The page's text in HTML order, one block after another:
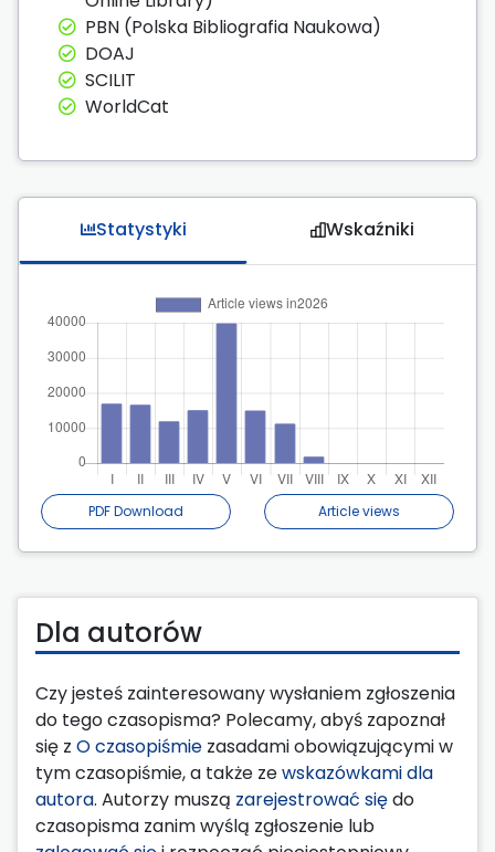
PBN (Polska Bibliografia Naukowa)
DOAJ
SCILIT
WorldCat
Statystyki Wskaźniki
PDF Download Article views
Dla autorów
Czy jesteś zainteresowany wysłaniem zgłoszenia
do tego czasopisma? Polecamy, abyś zapoznał
się z O czasopiśmie zasadami obowiązującymi w
tym czasopiśmie, a także zewskazówkami dla
autora. Autorzy muszą zarejestrować siędo
czasopisma zanim wyślą zgłoszenie lub